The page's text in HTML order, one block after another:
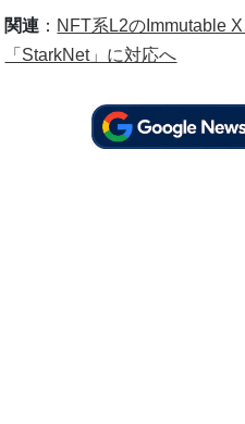
関連 ： NFT系L2のImmutable
「StarkNet」に対応へ